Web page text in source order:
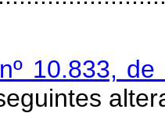
10.833,